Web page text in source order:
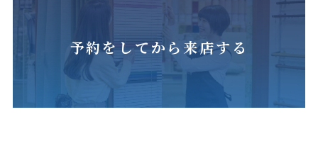
予約をしてから来店する